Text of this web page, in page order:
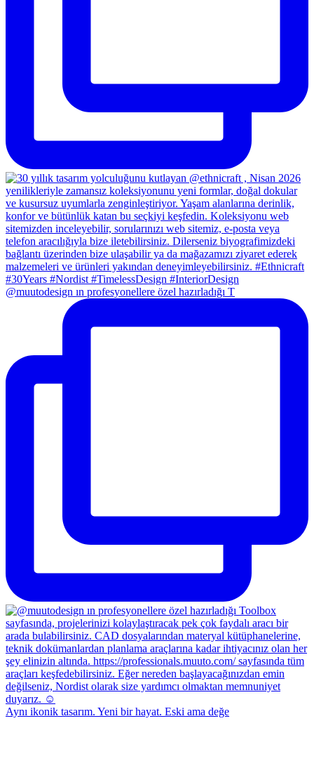
@muutodesign ın profesyonellere özel hazırladığı T
Aynı ikonik tasarım. Yeni bir hayat. Eski ama değe